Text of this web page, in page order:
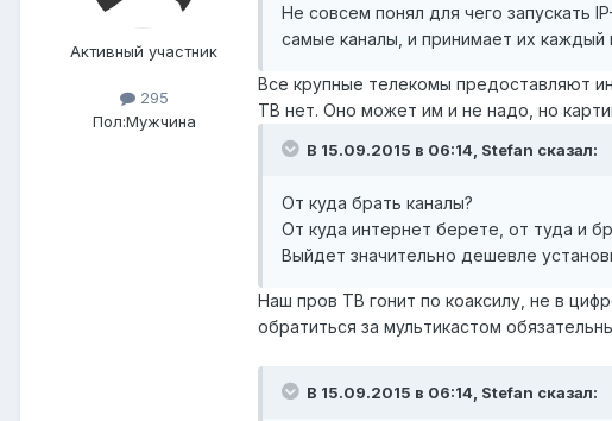
Активный участник
295
Пол:Мужчина
Не совсем понял для чего запускать
самые каналы, и принимает их каждый
Все крупные телекомы предоставляют
ТВ нет. Оно может им и не надо, но
В 15.09.2015 в 06:14, Stefan сказал:
От куда брать каналы?
От куда интернет берете, от туда и
Выйдет значительно дешевле
Наш пров ТВ гонит по коаксилу, не в
обратиться за мультикастом
В 15.09.2015 в 06:14, Stefan сказал: